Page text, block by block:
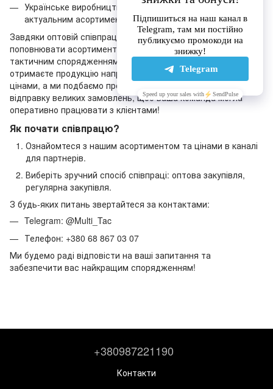
Українське виробництво з гарантованою якістю та
актуальним асортиментом.
Завдяки оптовій співпраці з ТМ MULTITAC ви можете
поповнювати асортимент свого магазину високоякісним
тактичним спорядженням за вигідними умовами. Ви
отримаєте продукцію напряму від виробника за зниженими
цінами, а ми подбаємо про швидку комплектацію та
відправку великих замовлень, щоб ваша команда могла
оперативно працювати з клієнтами!
Як почати співпрацю?
Ознайомтеся з нашим асортиментом та цінами в каналі
для партнерів.
Виберіть зручний спосіб співпраці: оптова закупівля,
регулярна закупівля.
З будь-яких питань звертайтеся за контактами:
Telegram: @Multi_Tac
Телефон: +380 68 867 03 07
Ми будемо раді відповісти на ваші запитання та
забезпечити вас найкращим спорядженням!
+380987221190
Контакти